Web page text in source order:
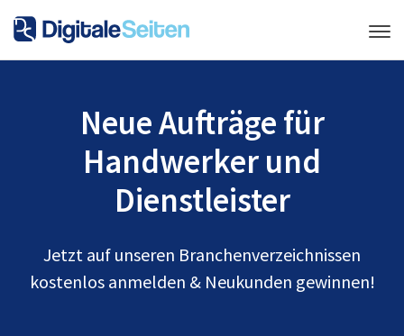
Neue Aufträge für
Handwerker und
Dienstleister
Jetzt auf unseren Branchenverzeichnissen
kostenlos anmelden & Neukunden gewinnen!